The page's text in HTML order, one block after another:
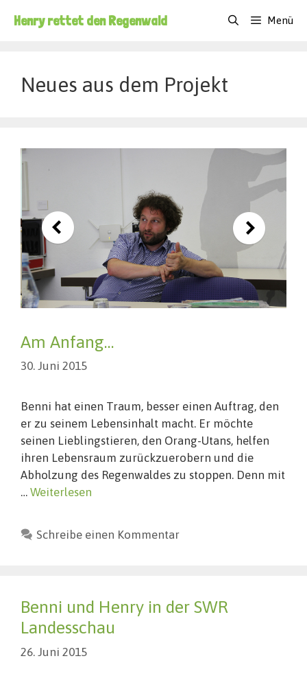
InhaltHenry rettet den Regenwald Menü
Neues aus dem Projekt
Am Anfang…
30. Juni 2015
Benni hat einen Traum, besser einen Auftrag, den
er zu seinem Lebensinhalt macht. Er möchte
seinen Lieblingstieren, den Orang-Utans, helfen
ihren Lebensraum zurückzuerobern und die
Abholzung des Regenwaldes zu stoppen. Denn mit
… Weiterlesen
Schreibe einen Kommentar
Benni und Henry in der SWR
Landesschau
26. Juni 2015